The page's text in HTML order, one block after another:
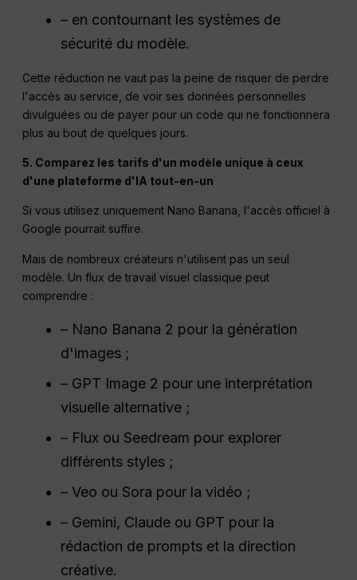
– en contournant les systèmes de
sécurité du modèle.
Cette réduction ne vaut pas la peine de risquer de perdre
l'accès au service, de voir ses données personnelles
divulguées ou de payer pour un code qui ne fonctionnera
plus au bout de quelques jours.
5. Comparez les tarifs d'un modèle unique à ceux
d'une plateforme d'IA tout-en-un
Si vous utilisez uniquement Nano Banana, l'accès officiel à
Google pourrait suffire.
Mais de nombreux créateurs n'utilisent pas un seul
modèle. Un flux de travail visuel classique peut
comprendre :
– Nano Banana 2 pour la génération
d'images ;
– GPT Image 2 pour une interprétation
visuelle alternative ;
– Flux ou Seedream pour explorer
différents styles ;
– Veo ou Sora pour la vidéo ;
– Gemini, Claude ou GPT pour la
rédaction de prompts et la direction
créative.